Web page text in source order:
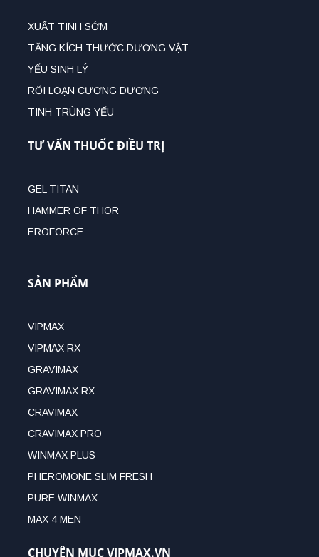
XUẤT TINH SỚM
TĂNG KÍCH THƯỚC DƯƠNG VẬT
YẾU SINH LÝ
RỐI LOẠN CƯƠNG DƯƠNG
TINH TRÙNG YẾU
TƯ VẤN THUỐC ĐIỀU TRỊ
GEL TITAN
HAMMER OF THOR
EROFORCE
SẢN PHẨM
VIPMAX
VIPMAX RX
GRAVIMAX
GRAVIMAX RX
CRAVIMAX
CRAVIMAX PRO
WINMAX PLUS
PHEROMONE SLIM FRESH
PURE WINMAX
MAX 4 MEN
CHUYÊN MỤC VIPMAX.VN